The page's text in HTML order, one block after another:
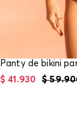
Panty de bikini
$ 59.
$ 41 .930